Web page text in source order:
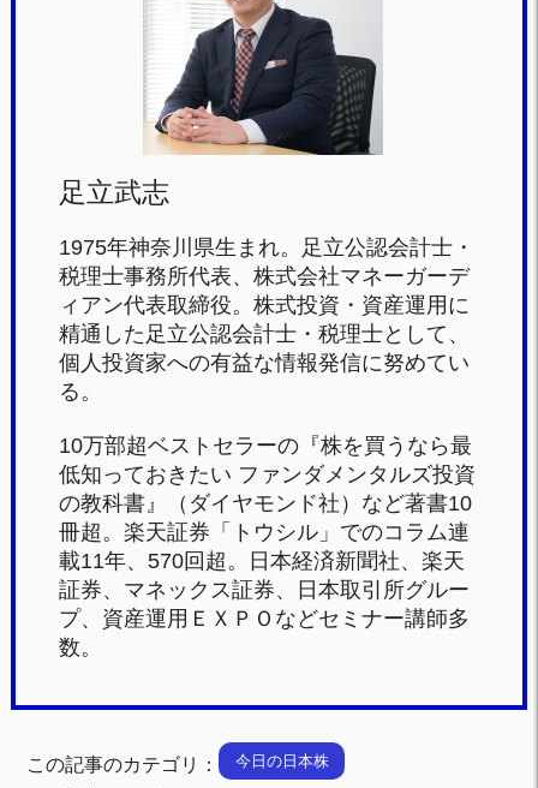
足立武志
1975年神奈川県生まれ。足立公認会計士・
税理士事務所代表、株式会社マネーガーデ
ィアン代表取締役。株式投資・資産運用に
精通した足立公認会計士・税理士として、
個人投資家への有益な情報発信に努めてい
る。
10万部超ベストセラーの『株を買うなら最
低知っておきたい ファンダメンタルズ投資
の教科書』（ダイヤモンド社）など著書10
冊超。楽天証券「トウシル」でのコラム連
載11年、570回超。日本経済新聞社、楽天
証券、マネックス証券、日本取引所グルー
プ、資産運用ＥＸＰＯなどセミナー講師多
数。
この記事のカテゴリ： 今日の日本株